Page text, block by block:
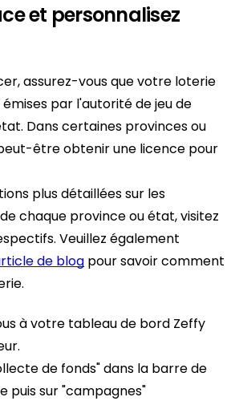
et personnalisez
assurez-vous que votre loterie
par l'autorité de jeu de
Dans certaines provinces ou
être obtenir une licence pour
plus détaillées sur les
chaque province ou état, visitez
Veuillez également
de blog pour savoir comment
à votre tableau de bord Zeffy
de fonds" dans la barre de
puis sur "campagnes"